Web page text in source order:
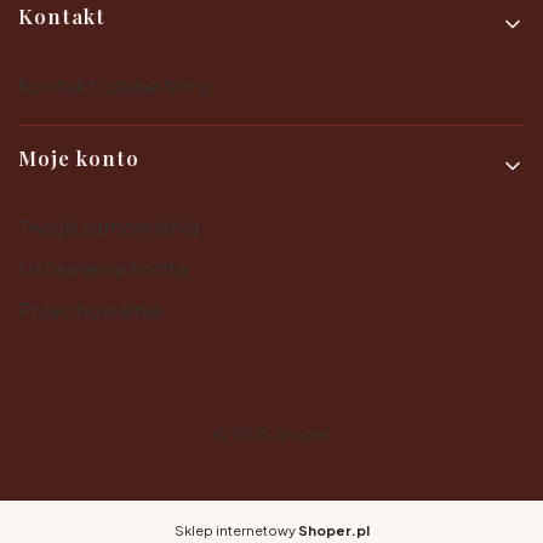
Kontakt
Moje konto
Sklep internetowy Shoper.pl